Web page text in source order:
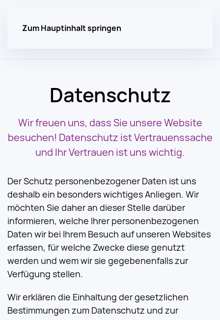
Zum Hauptinhalt springen
Datenschutz
Wir freuen uns, dass Sie unsere Website
besuchen! Datenschutz ist Vertrauenssache
und Ihr Vertrauen ist uns wichtig.
Der Schutz personenbezogener Daten ist uns
deshalb ein besonders wichtiges Anliegen. Wir
möchten Sie daher an dieser Stelle darüber
informieren, welche Ihrer personenbezogenen
Daten wir bei Ihrem Besuch auf unseren Websites
erfassen, für welche Zwecke diese genutzt
werden und wem wir sie gegebenenfalls zur
Verfügung stellen.
Wir erklären die Einhaltung der gesetzlichen
Bestimmungen zum Datenschutz und zur